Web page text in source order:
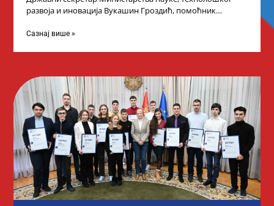
развоја и иновација Вукашин Гроздић, помоћник
промоцију
Сазнај више »